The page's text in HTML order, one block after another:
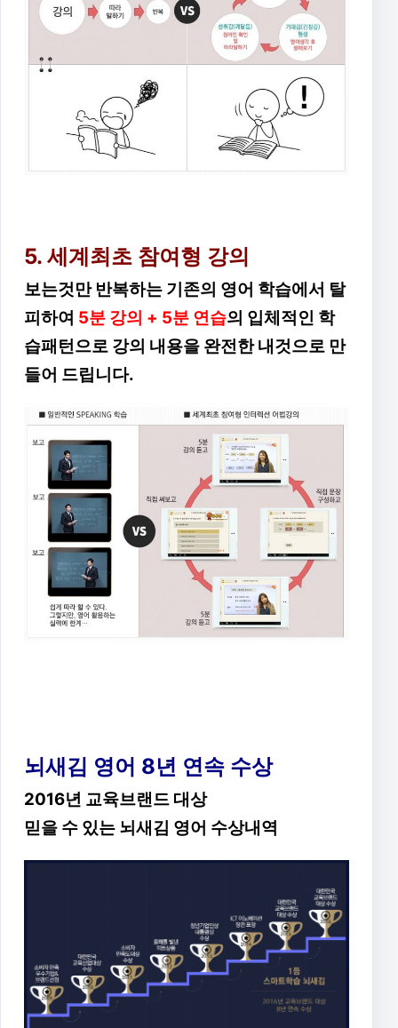
5. 세계최초 참여형 강의
보는것만 반복하는 기존의 영어 학습에서 탈
피하여 5분 강의 + 5분 연습의 입체적인 학
습패턴으로 강의 내용을 완전한 내것으로 만
들어 드립니다.
뇌새김 영어 8년 연속 수상
2016년 교육브랜드 대상
믿을 수 있는 뇌새김 영어 수상내역